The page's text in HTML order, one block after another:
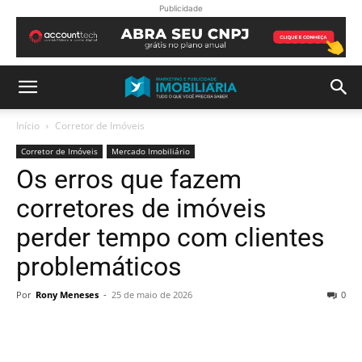
Publicidade
Início Corretor de Imóveis
Corretor de Imóveis Mercado Imobiliário
Os erros que fazem
corretores de imóveis
perder tempo com clientes
problemáticos
Por Rony Meneses - 25 de maio de 2026 0